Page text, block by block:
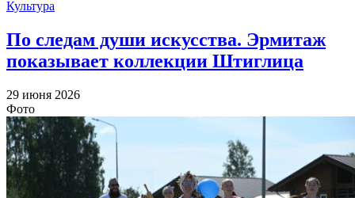
Культура
По следам души искусства. Эрмитаж
показывает коллекции Штиглица
29 июня 2026
Фото